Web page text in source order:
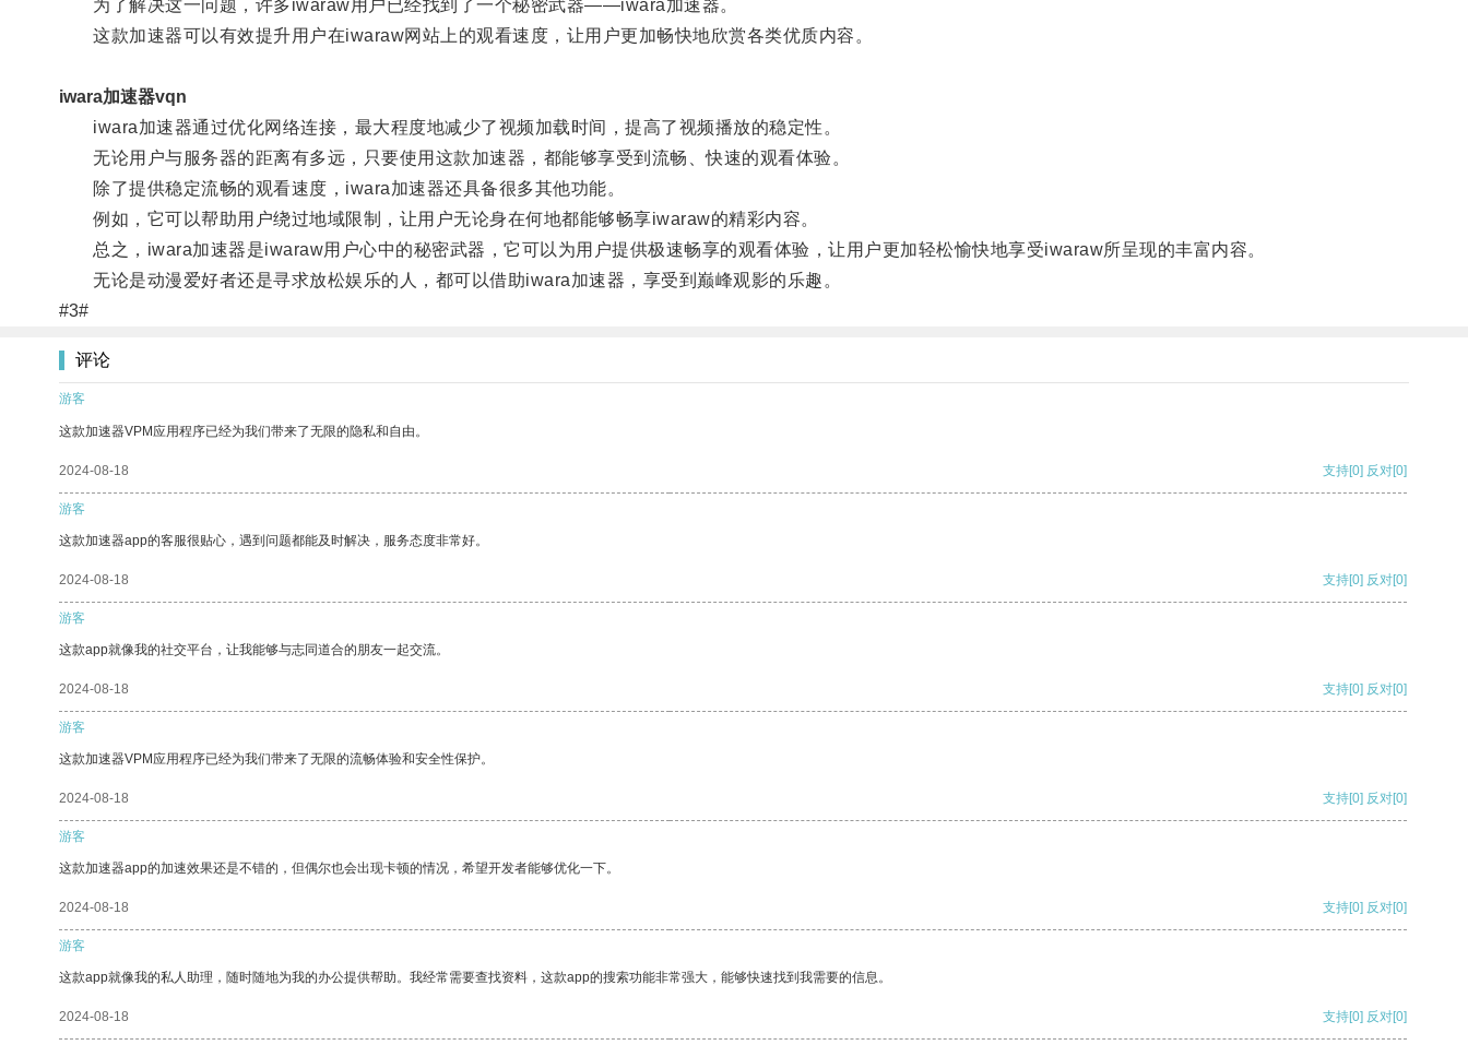
为了解决这一问题，许多iwaraw用户已经找到了一个秘密武器——iwara加速器。
这款加速器可以有效提升用户在iwaraw网站上的观看速度，让用户更加畅快地欣赏各类优质内容。
iwara加速器vqn
iwara加速器通过优化网络连接，最大程度地减少了视频加载时间，提高了视频播放的稳定性。
无论用户与服务器的距离有多远，只要使用这款加速器，都能够享受到流畅、快速的观看体验。
除了提供稳定流畅的观看速度，iwara加速器还具备很多其他功能。
例如，它可以帮助用户绕过地域限制，让用户无论身在何地都能够畅享iwaraw的精彩内容。
总之，iwara加速器是iwaraw用户心中的秘密武器，它可以为用户提供极速畅享的观看体验，让用户更加轻松愉快地享受iwaraw所呈现的丰富内容。
无论是动漫爱好者还是寻求放松娱乐的人，都可以借助iwara加速器，享受到巅峰观影的乐趣。
#3#
评论
游客
这款加速器VPM应用程序已经为我们带来了无限的隐私和自由。
2024-08-18 支持[0] 反对[0]
游客
这款加速器app的客服很贴心，遇到问题都能及时解决，服务态度非常好。
2024-08-18 支持[0] 反对[0]
游客
这款app就像我的社交平台，让我能够与志同道合的朋友一起交流。
2024-08-18 支持[0] 反对[0]
游客
这款加速器VPM应用程序已经为我们带来了无限的流畅体验和安全性保护。
2024-08-18 支持[0] 反对[0]
游客
这款加速器app的加速效果还是不错的，但偶尔也会出现卡顿的情况，希望开发者能够优化一下。
2024-08-18 支持[0] 反对[0]
游客
这款app就像我的私人助理，随时随地为我的办公提供帮助。我经常需要查找资料，这款app的搜索功能非常强大，能够快速找到我需要的信息。
2024-08-18 支持[0] 反对[0]